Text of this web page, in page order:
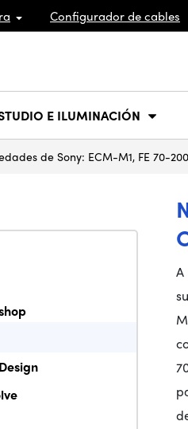
Configurador de cables
E ILUMINACIÓN
de Sony: ECM-M1, FE 70-
A